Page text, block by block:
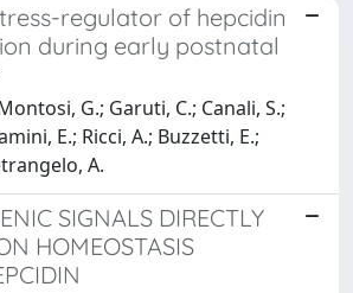
regulator of hepcidin
during early postnatal
G.; Garuti, C.; Canali, S.;
E.; Ricci, A.; Buzzetti, E.;
A.
SIGNALS DIRECTLY
HOMEOSTASIS